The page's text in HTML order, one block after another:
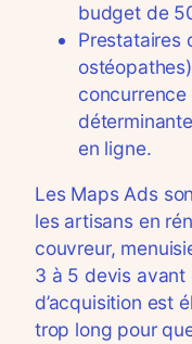
budget de
Prestataires
en ligne.
Les Maps Ads
les artisans en
couvreur,
3 à 5 devis
d’acquisition est
trop long pour